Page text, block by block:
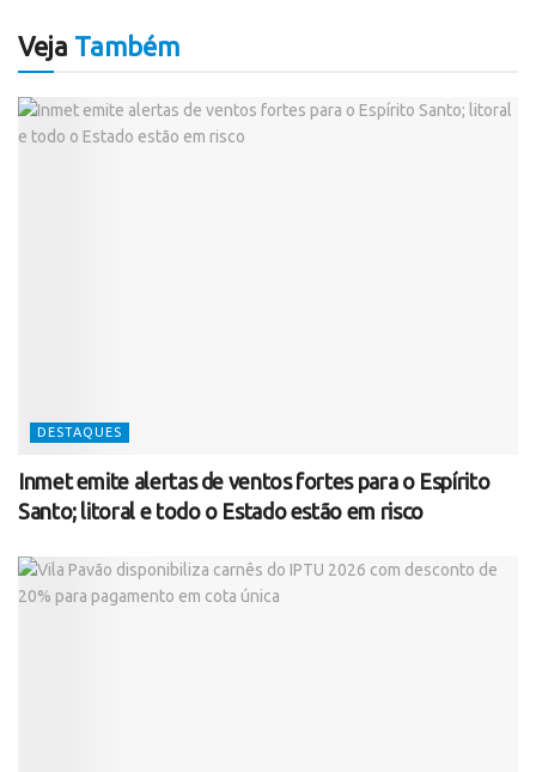
Veja Também
DESTAQUES
Inmet emite alertas de ventos fortes para o Espírito
Santo; litoral e todo o Estado estão em risco